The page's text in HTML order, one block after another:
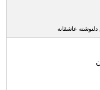
دلنوشته عاشقانه